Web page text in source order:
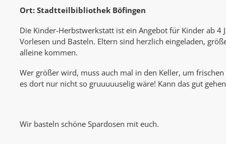
Ort: Stadtteilbibliothek Böfingen
Die Kinder-Herbstwerkstatt ist ein Angebot für Kinder ab 4
Vorlesen und Basteln. Eltern sind herzlich eingeladen,
alleine kommen.
Wer größer wird, muss auch mal in den Keller, um
es dort nur nicht so gruuuuuselig wäre! Kann das gut
Wir basteln schöne Spardosen mit euch.